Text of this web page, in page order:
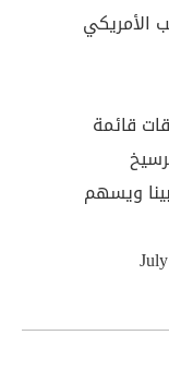
الأمريكي
قائمة
ويسهم